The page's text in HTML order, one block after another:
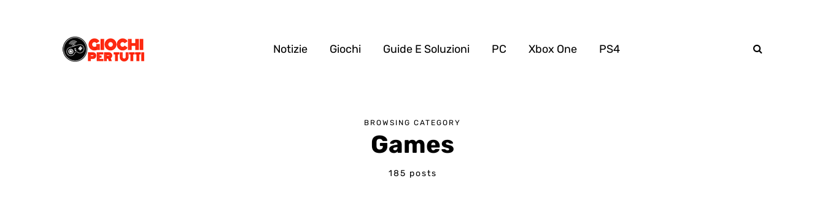
Notizie Giochi Guide E Soluzioni PC Xbox One PS4
BROWSING CATEGORY
Games
185 posts